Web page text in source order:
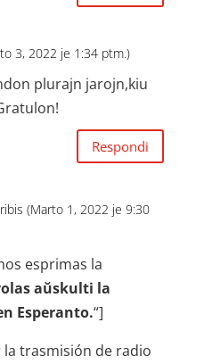
3, 2022 je 1:34 ptm.)
plurajn jarojn,kiu
Respondi
(Marto 1, 2022 je 9:30
esprimas la
aŭskulti la
Esperanto.“]
la trasmisión de radio